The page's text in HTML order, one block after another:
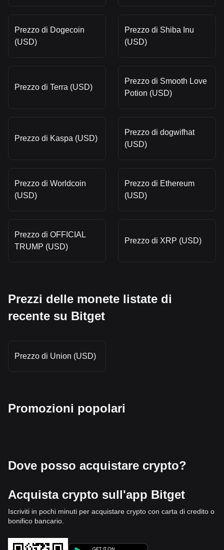
Prezzo di Dogecoin
(USD)
Prezzo di Shiba Inu
(USD)
Prezzo di Terra (USD)
Prezzo di Smooth Love
Potion (USD)
Prezzo di Kaspa (USD)
Prezzo di dogwifhat
(USD)
Prezzo di Worldcoin
(USD)
Prezzo di Ethereum
(USD)
Prezzo di OFFICIAL
TRUMP (USD)
Prezzo di XRP (USD)
Prezzi delle monete listate di
recente su Bitget
Prezzo di Union (USD)
Promozioni popolari
Dove posso acquistare crypto?
Acquista crypto sull'app Bitget
Iscriviti in pochi minuti per acquistare crypto con carta di credito o
bonifico bancario.